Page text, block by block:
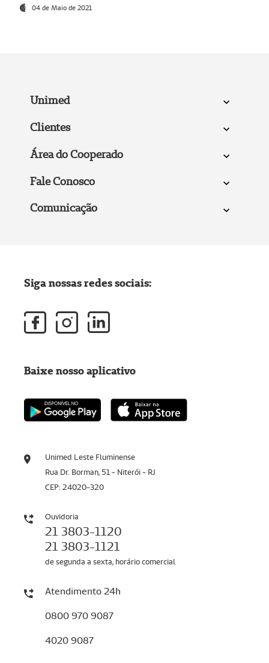
04 de Maio de 2021
Unimed
Clientes
Área do Cooperado
Fale Conosco
Comunicação
Unimed Leste Fluminense
Rua Dr. Borman, 51 - Niterói - RJ
CEP: 24020-320
Ouvidoria
21 3803-1120
21 3803-1121
de segunda a sexta, horário comercial
Atendimento 24h
0800 970 9087
4020 9087
Siga nossas redes sociais:
Baixe nosso aplicativo